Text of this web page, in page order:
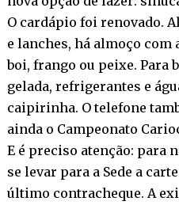
O cardápio foi renovado.
e lanches, há almoço com
boi, frango ou peixe. Para
gelada, refrigerantes e
caipirinha. O telefone
ainda o Campeonato
E é preciso atenção: para
se levar para a Sede a
último contracheque. A